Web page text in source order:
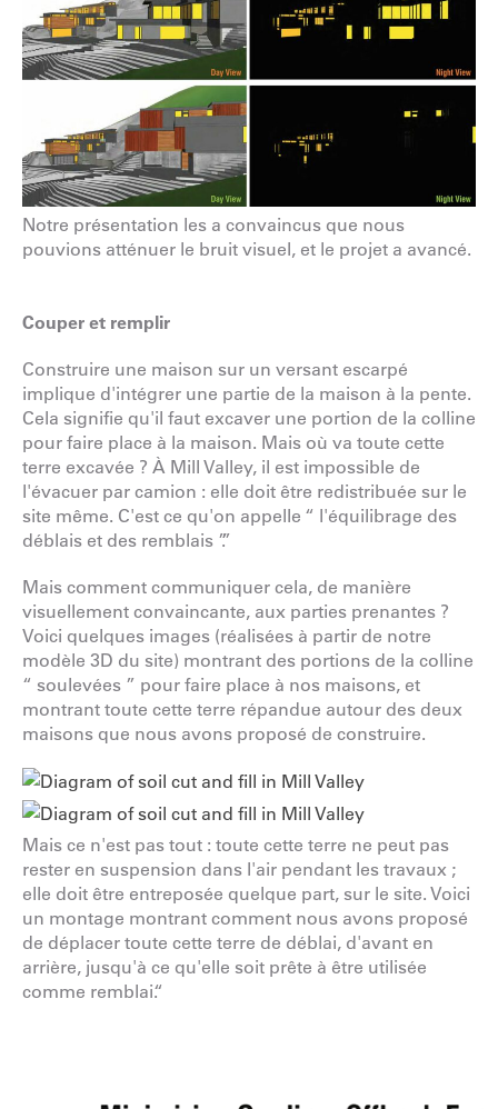
Notre présentation les a convaincus que nous
pouvions atténuer le bruit visuel, et le projet a avancé.
Couper et remplir
Construire une maison sur un versant escarpé
implique d'intégrer une partie de la maison à la pente.
Cela signifie qu'il faut excaver une portion de la colline
pour faire place à la maison. Mais où va toute cette
terre excavée ? À Mill Valley, il est impossible de
l'évacuer par camion : elle doit être redistribuée sur le
site même. C'est ce qu'on appelle “ l'équilibrage des
déblais et des remblais ”.”
Mais comment communiquer cela, de manière
visuellement convaincante, aux parties prenantes ?
Voici quelques images (réalisées à partir de notre
modèle 3D du site) montrant des portions de la colline
“ soulevées ” pour faire place à nos maisons, et
montrant toute cette terre répandue autour des deux
maisons que nous avons proposé de construire.
Mais ce n'est pas tout : toute cette terre ne peut pas
rester en suspension dans l'air pendant les travaux ;
elle doit être entreposée quelque part, sur le site. Voici
un montage montrant comment nous avons proposé
de déplacer toute cette terre de déblai, d'avant en
arrière, jusqu'à ce qu'elle soit prête à être utilisée
comme remblai.“